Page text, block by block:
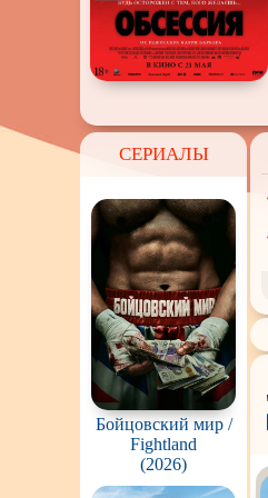
СЕРИАЛЫ
Бойцовский мир /
Fightland
(2026)